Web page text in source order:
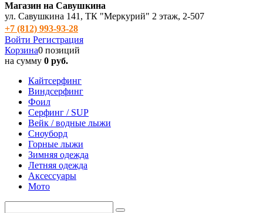
Магазин на Савушкина
ул. Савушкина 141, ТК "Меркурий" 2 этаж, 2-507
+7 (812) 993-93-28
Войти Регистрация
Корзина0 позиций
на сумму 0 руб.
Кайтсерфинг
Виндсерфинг
Фоил
Серфинг / SUP
Вейк / водные лыжи
Сноуборд
Горные лыжи
Зимняя одежда
Летняя одежда
Аксессуары
Мото